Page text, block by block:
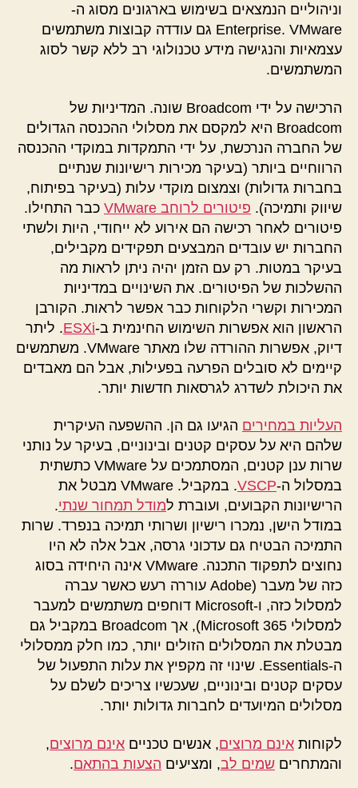
וניהוליים הנמצאים בשימוש בארגונים מסוג ה-
Enterprise. VMware גם עודדה קבוצות משתמשים
עצמאיות והנגישה מידע טכנולוגי רב ללא קשר לסוג
המשתמשים.
הרכישה על ידי Broadcom שונה. המדיניות של
Broadcom היא למקסם את מסלולי ההכנסה הגדולים
של החברה הנרכשת, על ידי התמקדות במוקדי ההכנסה
הרווחיים ביותר (בעיקר מכירות רישיונות שנתיים
בחברות גדולות) וצמצום מוקדי עלות (בעיקר בפיתוח,
שיווק ותמיכה). פיטורים לרוחב VMware
כבר התחילו.
פיטורים לאחר רכישה הם אירוע לא ייחודי, היות ולשתי
החברות יש עובדים המבצעים תפקידים מקבילים,
בעיקר במטות. רק עם הזמן יהיה ניתן לראות מה
ההשלכות של הפיטורים. את השינויים במדיניות
המכירות וקשרי הלקוחות כבר אפשר לראות. הקורבן
הראשון הוא אפשרות השימוש החינמית ב-ESXi. ליתר
דיוק, אפשרות ההורדה שלו מאתר VMware. משתמשים
קיימים לא סובלים הפרעה בפעילות, אבל הם מאבדים
את היכולת לשדרג לגרסאות חדשות יותר.
העליות במחירים הגיעו גם הן. ההשפעה העיקרית
שלהם היא על עסקים קטנים ובינוניים, בעיקר על נותני
שרות ענן קטנים, המסתמכים על VMware כתשתית
במסלול ה-VSCP
. במקביל. VMware מבטל את
הרישיונות הקבועים, ועוברת למודל תמחור שנתי.
במודל הישן, נמכרו רישיון ושרותי תמיכה בנפרד. שרות
התמיכה הבטיח גם עדכוני גרסה, אבל אלה לא היו
נחוצים לתפקוד התכנה. VMware אינה היחידה בסוג
כזה של מעבר (Adobe עוררה רעש כאשר עברה
למסלול כזה, ו-Microsoft דוחפים משתמשים למעבר
למסלולי Microsoft 365), אך Broadcom במקביל גם
מבטלת את המסלולים הזולים יותר, כמו חלק ממסלולי
ה-Essentials. שינוי זה מקפיץ את עלות התפעול של
עסקים קטנים ובינוניים, שעכשיו צריכים לשלם על
מסלולים המיועדים לחברות גדולות יותר.
לקוחות אינם מרוצים, אנשים טכניים אינם מרוצים,
והמתחרים שמים לב, ומציעים הצעות בהתאם.